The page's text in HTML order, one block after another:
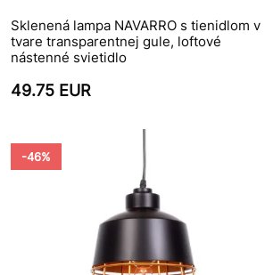
Sklenená lampa NAVARRO s tienidlom v
tvare transparentnej gule, loftové
nástenné svietidlo
49.75 EUR
-46%